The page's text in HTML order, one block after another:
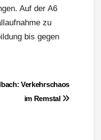
Auf der A6
zu
bis gegen
Verkehrschaos
im Remstal